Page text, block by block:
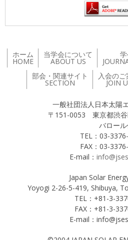
ホーム
HOME
当学会について
ABOUT US
部会・関連サイト
SECTION
入会のご
JOIN
一般社団法人日本太陽
〒151-0053 東京都渋
バロール代々
TEL：03-
FAX：03-
E-mail：
Japan Solar
Yoyogi 2-26-5-419, Shibuya,
TEL：+81-3-
FAX：+81-3-
E-mail：